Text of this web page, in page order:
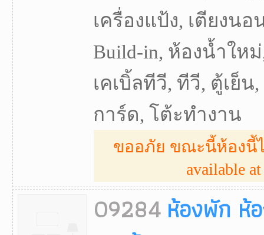
เครื่องแป้ง, เตียงน
Build-in, ห้องน้ำให
เคเบิ้ลทีวี, ทีวี, ตู้เย็
การ์ด, โต้ะทำงาน
ขออภัย ขณะนี้ห้องนี้ไ
available
09284 ห้องพัก ห้